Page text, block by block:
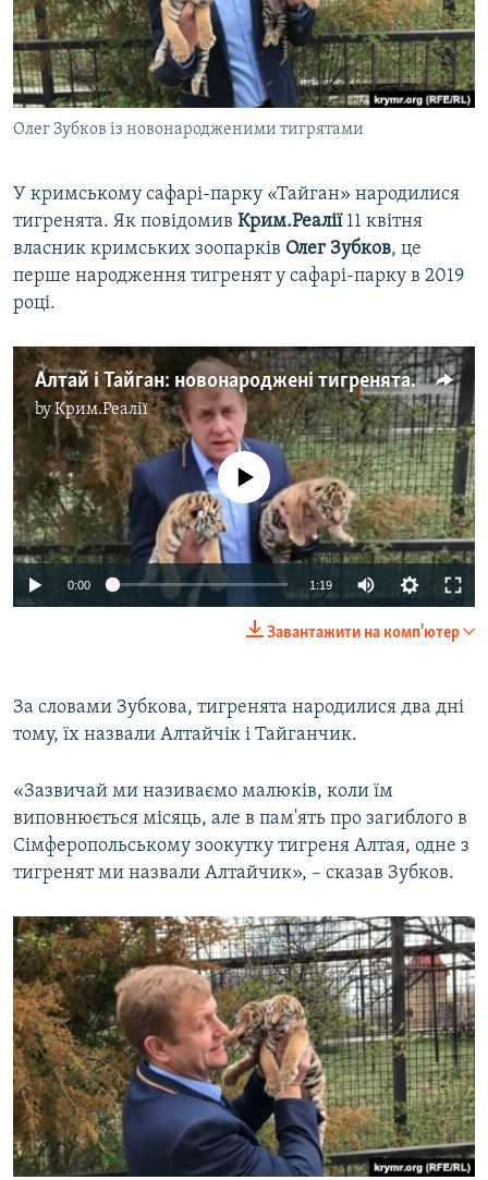
ВІДЕОУРОКИ «ELIFBE»
СВІДЧЕННЯ ОКУПАЦІЇ
УКРАЇНСЬКА ПРОБЛЕМА КРИМУ
ІНФОГРАФІКА
Русский
Qırımtatar
ДОЛУЧАЙСЯ!
Усі сайти RFE/RL
Олег Зубков із новонародженими тигрятами
У кримському сафарі-парку «Тайган» народилися
тигренята. Як повідомив Крим.Реалії11 квітня
власник кримських зоопарків Олег Зубков, це
перше народження тигренят у сафарі-парку в 2019
році.
Алтай і Тайган: новонароджені тигренята в парку Олега Зубкова (відео)
byКрим.Реалії
No media source currently available
0:00 1:19
Завантажити на комп'ютер
За словами Зубкова, тигренята народилися два дні
тому, їх назвали Алтайчік і Тайганчик.
«Зазвичай ми називаємо малюків, коли їм
виповнюється місяць, але в пам'ять про загиблого в
Сімферопольському зоокутку тигреня Алтая, одне з
тигренят ми назвали Алтайчик», – сказав Зубков.